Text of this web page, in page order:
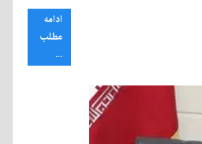
ادامه
مطلب
...